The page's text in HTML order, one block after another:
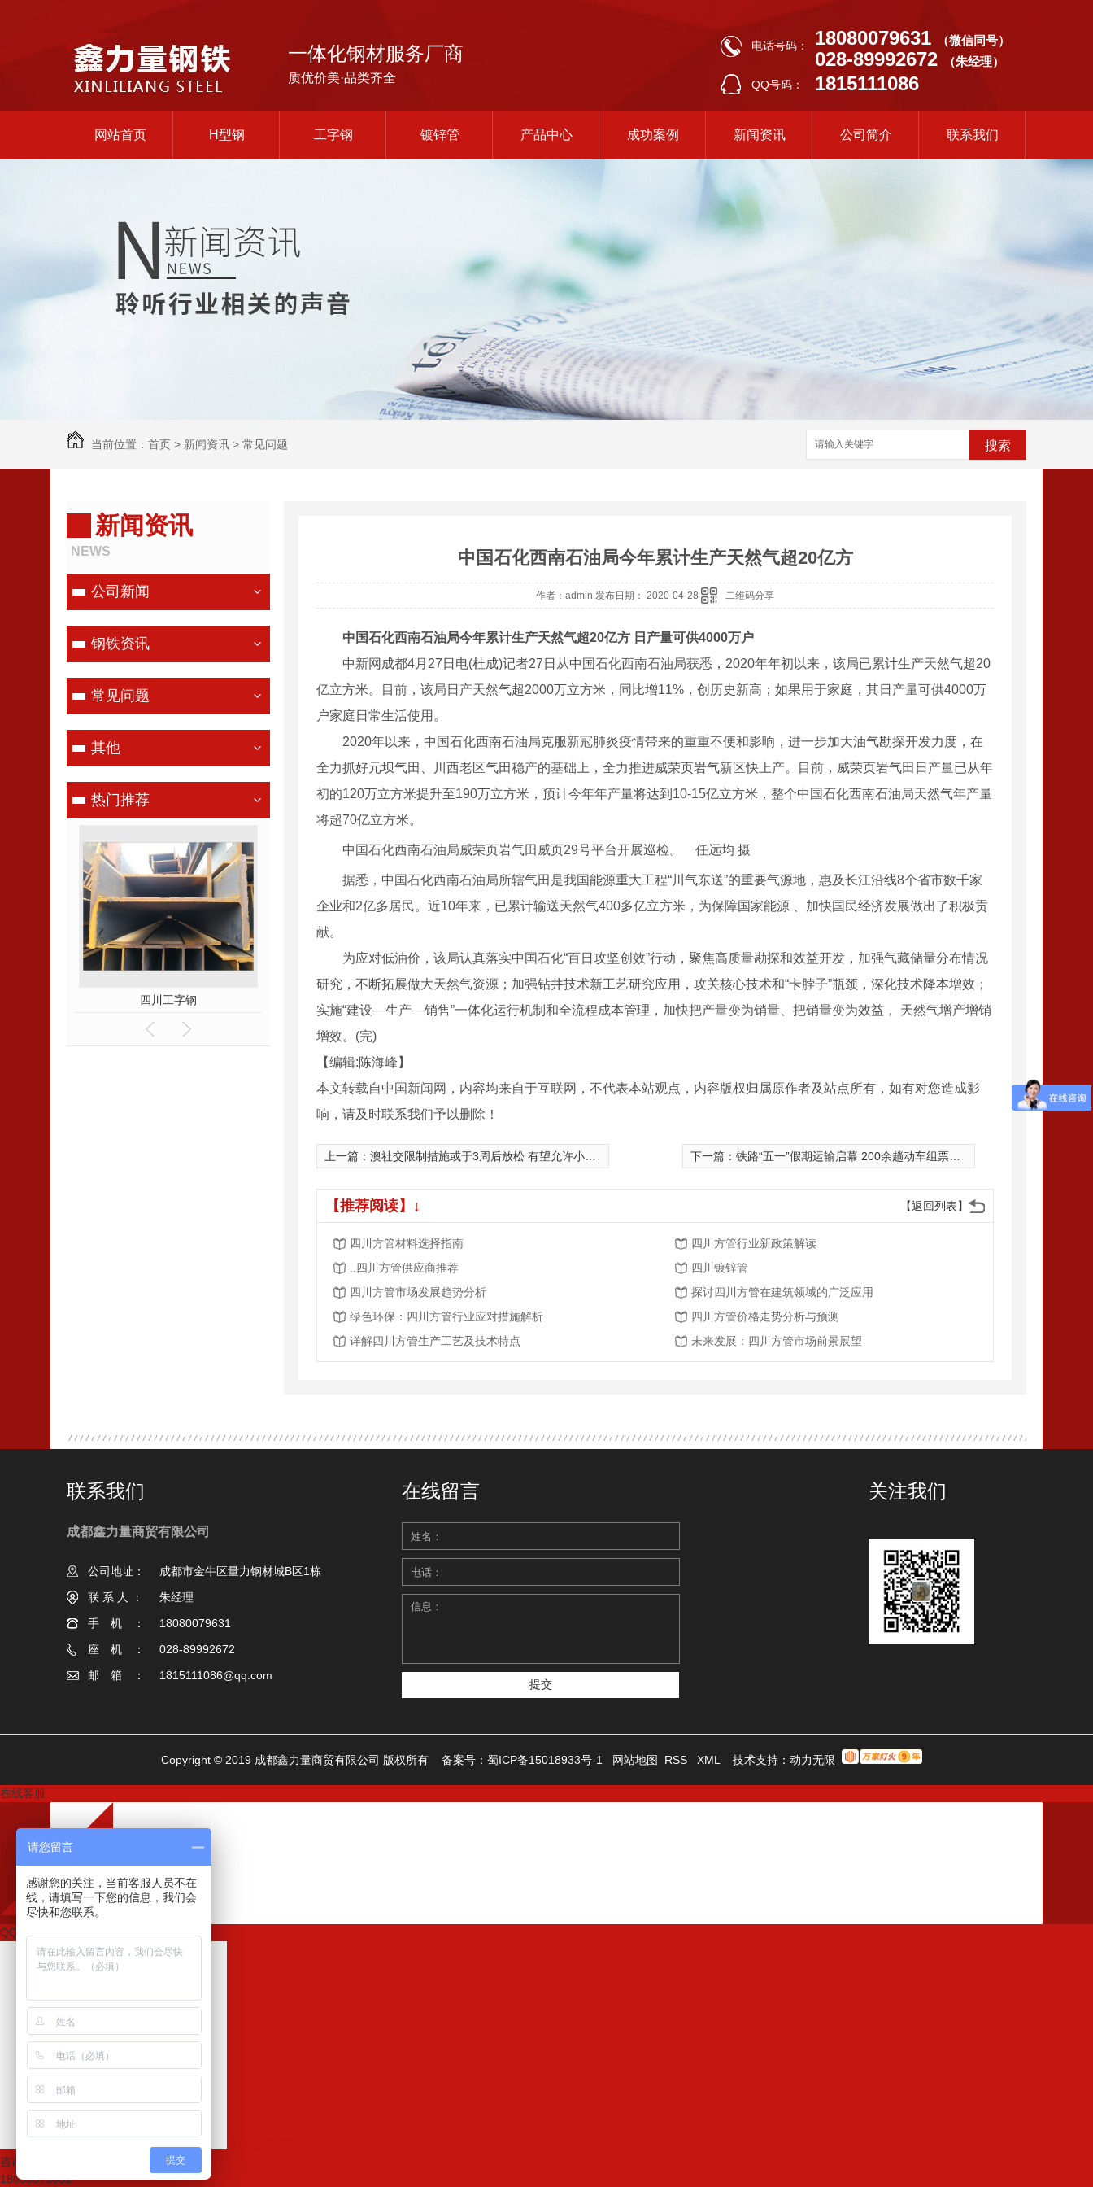
一体化钢材服务厂商
质优价美·品类齐全
电话号码： 18080079631 （微信同号）
028-89992672 （朱经理）
QQ号码： 1815111086
网站首页 H型钢 工字钢 镀锌管 产品中心 成功案例 新闻资讯 公司简介 联系我们
当前位置： 首页 > 新闻资讯 > 常见问题 搜索
新闻资讯
NEWS
公司新闻
钢铁资讯
常见问题
其他
热门推荐
四川镀锌管
中国石化西南石油局今年累计生产天然气超20亿方
作者：admin 发布日期： 2020-04-28 二维码分享
中国石化西南石油局今年累计生产天然气超20亿方 日产量可供4000万户
中新网成都4月27日电(杜成)记者27日从中国石化西南石油局获悉，2020年年初以来，该局已累计生产天然气超20
亿立方米。目前，该局日产天然气超2000万立方米，同比增11%，创历史新高；如果用于家庭，其日产量可供4000万
户家庭日常生活使用。
2020年以来，中国石化西南石油局克服新冠肺炎疫情带来的重重不便和影响，进一步加大油气勘探开发力度，在
全力抓好元坝气田、川西老区气田稳产的基础上，全力推进威荣页岩气新区快上产。目前，威荣页岩气田日产量已从年
初的120万立方米提升至190万立方米，预计今年年产量将达到10-15亿立方米，整个中国石化西南石油局天然气年产量
将超70亿立方米。
中国石化西南石油局威荣页岩气田威页29号平台开展巡检。 任远均 摄
据悉，中国石化西南石油局所辖气田是我国能源重大工程“川气东送”的重要气源地，惠及长江沿线8个省市数千家
企业和2亿多居民。近10年来，已累计输送天然气400多亿立方米，为保障国家能源 、加快国民经济发展做出了积极贡
献。
为应对低油价，该局认真落实中国石化“百日攻坚创效”行动，聚焦高质量勘探和效益开发，加强气藏储量分布情况
研究，不断拓展做大天然气资源；加强钻井技术新工艺研究应用，攻关核心技术和“卡脖子”瓶颈，深化技术降本增效；
实施“建设—生产—销售”一体化运行机制和全流程成本管理，加快把产量变为销量、把销量变为效益， 天然气增产增销
增效。(完)
【编辑:陈海峰】
本文转载自中国新闻网，内容均来自于互联网，不代表本站观点，内容版权归属原作者及站点所有，如有对您造成影
响，请及时联系我们予以删除！
上一篇： 澳社交限制措施或于3周后放松 有望允许小规模聚会 下一篇： 铁路“五一”假期运输启幕 200余趟动车组票价继续打折
【返回列表】
【推荐阅读】↓
四川方管材料选择指南
四川方管行业新政策解读
..四川方管供应商推荐
四川镀锌管
四川方管市场发展趋势分析
探讨四川方管在建筑领域的广泛应用
绿色环保：四川方管行业应对措施解析
四川方管价格走势分析与预测
详解四川方管生产工艺及技术特点
未来发展：四川方管市场前景展望
联系我们
成都鑫力量商贸有限公司
公司地址：
成都市金牛区量力钢材城B区1栋
联系人：
朱经理
手机：
18080079631
座机：
028-89992672
邮箱：
1815111086@qq.com
在线留言 关注我们
Copyright © 2019 成都鑫力量商贸有限公司 版权所有 备案号： 蜀ICP备15018933号-1 网站地图 RSS XML 技术支持： 动力无限
在线客服
QQ咨询
咨询热线：
18080079631
请您留言
感谢您的关注，当前客服人员不在
线，请填写一下您的信息，我们会
尽快和您联系。
提交